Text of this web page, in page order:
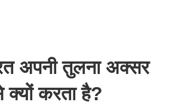
अपनी तुलना अक्सर
क्यों करता है?